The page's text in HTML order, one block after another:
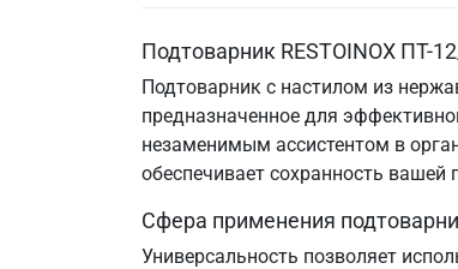
Подтоварник RESTOINOX
Подтоварник с настилом из
предназначенное для
незаменимым ассистентом в
обеспечивает сохранность вашей
Сфера применения
Универсальность позволяет